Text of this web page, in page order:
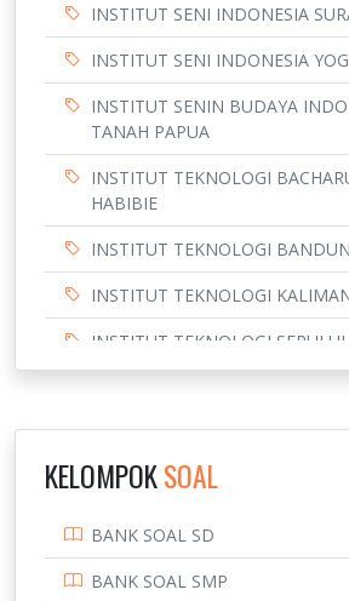
INSTITUT SENI INDONESIA
INSTITUT SENI INDONESIA
INSTITUT SENIN BUDAYA
TANAH PAPUA
INSTITUT TEKNOLOGI
HABIBIE
INSTITUT TEKNOLOGI
INSTITUT TEKNOLOGI
INSTITUT TEKNOLOGI
NOVEMBER
KELOMPOKSOAL
BANK SOAL SD
BANK SOAL SMP